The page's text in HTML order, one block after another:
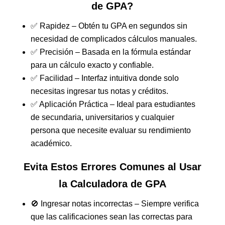
de GPA?
✅ Rapidez – Obtén tu GPA en segundos sin
necesidad de complicados cálculos manuales.
✅ Precisión – Basada en la fórmula estándar
para un cálculo exacto y confiable.
✅ Facilidad – Interfaz intuitiva donde solo
necesitas ingresar tus notas y créditos.
✅ Aplicación Práctica – Ideal para estudiantes
de secundaria, universitarios y cualquier
persona que necesite evaluar su rendimiento
académico.
Evita Estos Errores Comunes al Usar
la Calculadora de GPA
🚫 Ingresar notas incorrectas – Siempre verifica
que las calificaciones sean las correctas para